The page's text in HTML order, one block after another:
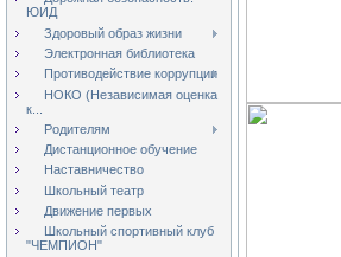
ЮИД
Здоровый образ жизни
Электронная библиотека
Противодействие коррупции
НОКО (Независимая оценка
к...
Родителям
Дистанционное обучение
Наставничество
Школьный театр
Движение первых
Школьный спортивный клуб
"ЧЕМПИОН"